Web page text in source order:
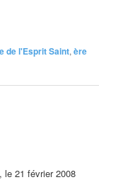
de l'Esprit Saint,ère
le 21 février 2008